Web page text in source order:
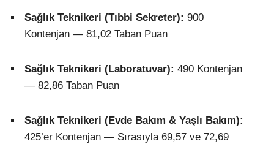
Sağlık Teknikeri (Tıbbi Sekreter): 900
Kontenjan — 81,02 Taban Puan
Sağlık Teknikeri (Laboratuvar): 490 Kontenjan
— 82,86 Taban Puan
Sağlık Teknikeri (Evde Bakım & Yaşlı Bakım):
425’er Kontenjan — Sırasıyla 69,57 ve 72,69